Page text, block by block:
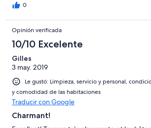
0
Opinión verificada
10/10 Excelente
Gilles
3 may. 2019
Le gustó: Limpieza, servicio y personal,
y comodidad de las habitaciones
Traducir con Google
Charmant!